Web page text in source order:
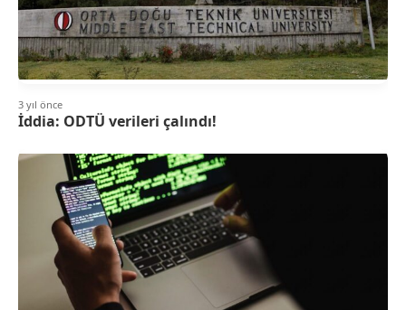
3 yıl önce
İddia: ODTÜ verileri çalındı!